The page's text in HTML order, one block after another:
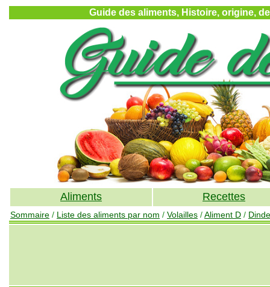
Guide des aliments, Histoire, origine,
Aliments Recettes
Sommaire / Liste des aliments par nom / Volailles /Aliment D / Dinde